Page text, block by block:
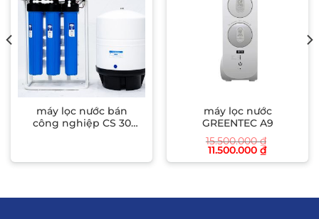
máy lọc nước bán
công nghiệp CS 30
máy lọc nước
GREENTEC A9
15.500.000₫
Giá
11.500.000 ₫Giá